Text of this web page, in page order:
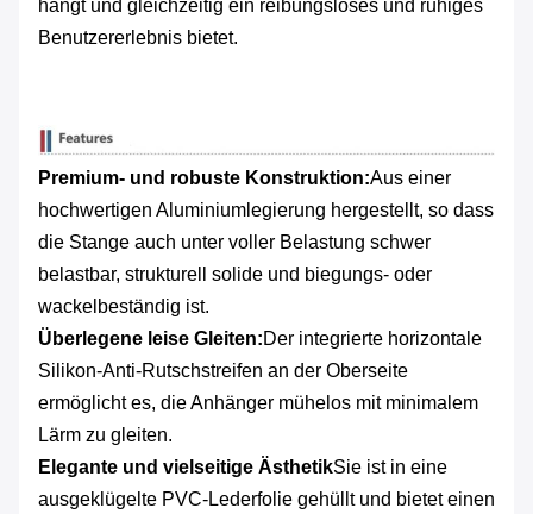
hängt und gleichzeitig ein reibungsloses und ruhiges
Benutzererlebnis bietet.
Premium- und robuste Konstruktion:Aus einer
hochwertigen Aluminiumlegierung hergestellt, so dass
die Stange auch unter voller Belastung schwer
belastbar, strukturell solide und biegungs- oder
wackelbeständig ist.
Überlegene leise Gleiten:Der integrierte horizontale
Silikon-Anti-Rutschstreifen an der Oberseite
ermöglicht es, die Anhänger mühelos mit minimalem
Lärm zu gleiten.
Elegante und vielseitige ÄsthetikSie ist in eine
ausgeklügelte PVC-Lederfolie gehüllt und bietet einen